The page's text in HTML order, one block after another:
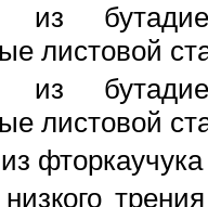
из
листовой
из
листовой